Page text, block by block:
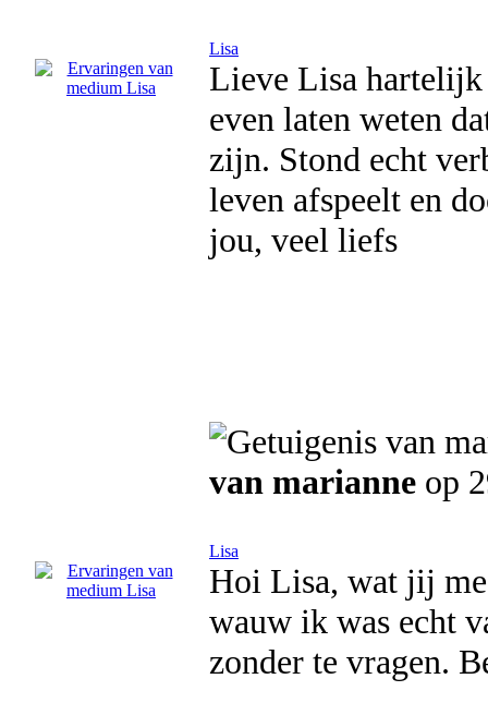
Lisa
Lieve Lisa
even laten weten
zijn. Stond echt
leven afspeelt en
jou, veel liefs
van marianne op
Lisa
Hoi Lisa, wat jij
wauw ik was echt
zonder te vragen.